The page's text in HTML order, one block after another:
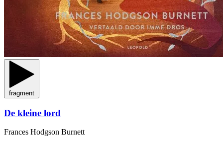
fragment
De kleine lord
Frances Hodgson Burnett